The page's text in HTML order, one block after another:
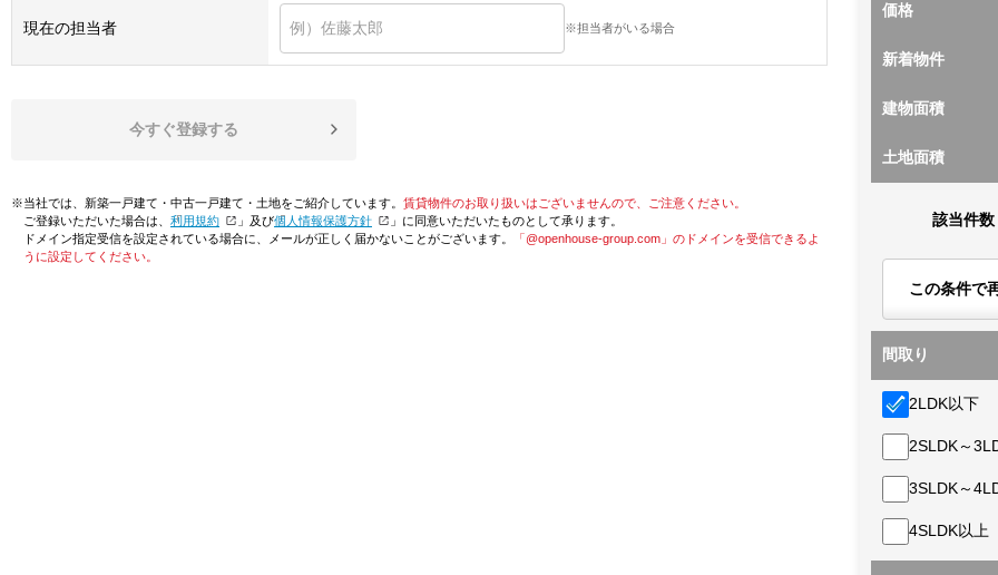
現在の担当者 ※担当者がいる場合
今すぐ登録する
※当社では、新築一戸建て・中古一戸建て・土地をご紹介しています。 賃貸物件のお取り扱いはございませんので、ご注意ください。
ご登録いただいた場合は、「利用規約 」及び「個人情報保護方針
」に同意いただいたものとして承ります。
ドメイン指定受信を設定されている場合に、メールが正しく届かないことがございます。
「@openhouse-group.com」のドメインを受信できるよ
うに設定してください。
価格
新着物件
建物面積
土地面積
該当件数
この条件で
間取り
2LDK以下
2SLDK～
3SLDK～
4SLDK以上